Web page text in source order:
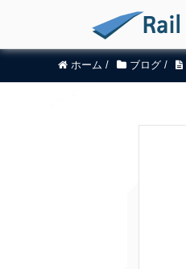
ホーム / ブログ /